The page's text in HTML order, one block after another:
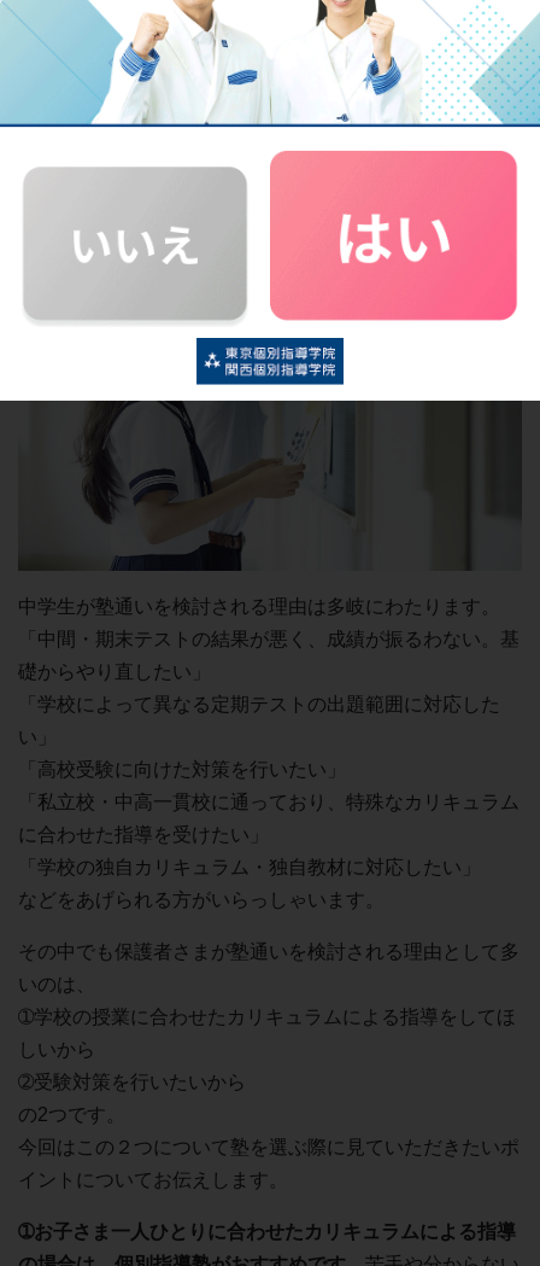
>>中学受験したほうが良い？小学生ママに伝えたいメリ
ママ友たちの間で聞こえてくる中学受験の話。中学受験
る方に、中学受験のメリット・デメリットや時期ごとに
中学生が塾通いを検討される理由は多岐にわたります。
「中間・期末テストの結果が悪く、成績が振るわない。基
礎からやり直したい」
「学校によって異なる定期テストの出題範囲に対応した
い」
「高校受験に向けた対策を行いたい」
「私立校・中高一貫校に通っており、特殊なカリキュラム
に合わせた指導を受けたい」
「学校の独自カリキュラム・独自教材に対応したい」
などをあげられる方がいらっしゃいます。
その中でも保護者さまが塾通いを検討される理由として多
いのは、
➀学校の授業に合わせたカリキュラムによる指導をしてほ
しいから
➁受験対策を行いたいから
の2つです。
今回はこの２つについて塾を選ぶ際に見ていただきたいポ
イントについてお伝えします。
➀お子さま一人ひとりに合わせたカリキュラムによる指導